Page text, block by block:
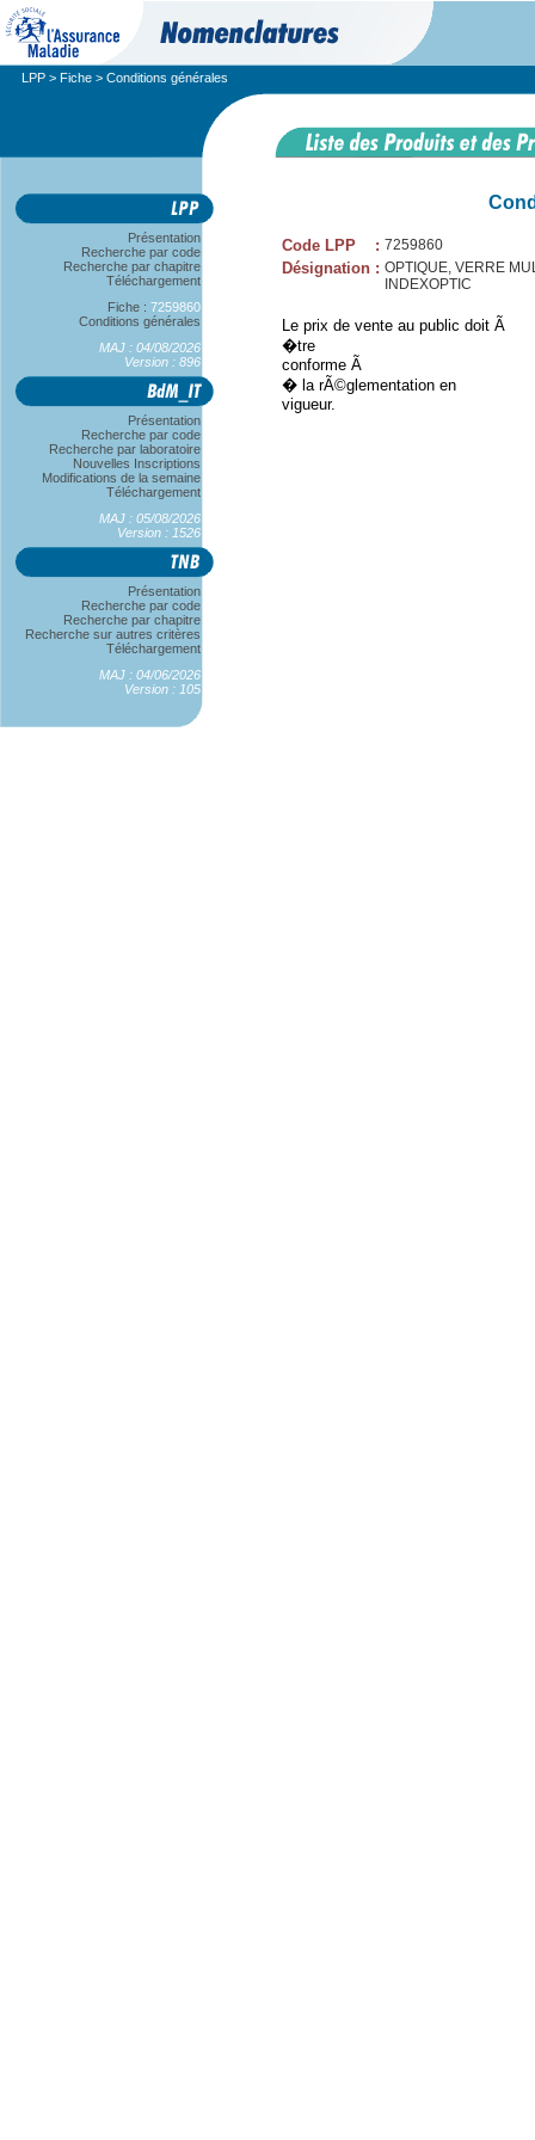
LPP > Fiche > Conditions générales
Présentation
Recherche par code
Recherche par chapitre
Téléchargement
Fiche : 7259860
Conditions générales
MAJ : 04/08/2026
Version : 896
Présentation
Recherche par code
Recherche par laboratoire
Nouvelles Inscriptions
Modifications de la semaine
Téléchargement
MAJ : 05/08/2026
Version : 1526
Présentation
Recherche par code
Recherche par chapitre
Recherche sur autres critères
Téléchargement
MAJ : 04/06/2026
Version : 105
Code LPP : 7259860
Désignation : OPTIQUE, VERRE
INDEXOPTIC
Le prix de vente au public doit Ã
�tre
conforme Ã
� la rÃ©glementation en
vigueur.